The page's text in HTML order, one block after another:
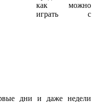
как можно
играть с
дни и даже недели